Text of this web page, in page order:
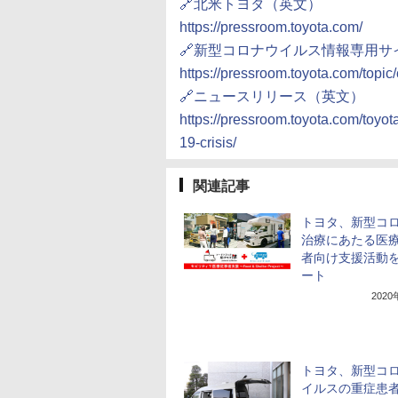
🔗北米トヨタ（英文）
https://pressroom.toyota.com/
🔗新型コロナウイルス情報専用サ
https://pressroom.toyota.com/
🔗ニュースリリース（英文）
https://pressroom.toyota.com/
19-crisis/
関連記事
トヨタ、新型コ
治療にあたる医
者向け支援活動
ート
2020
トヨタ、新型コ
イルスの重症患